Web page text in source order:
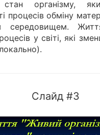
стан організму,
процесів обміну
середовищем.
у світі, які
Слайд #3